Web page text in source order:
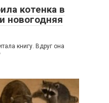
котенка в
новогодняя
книгу. Вдруг она